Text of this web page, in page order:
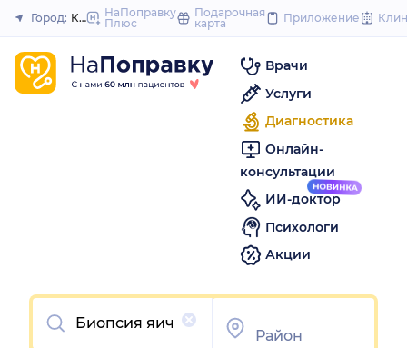
to
Закрыть
Город: КраснодарНаПоправку
Плюс
Подарочная
карта
Приложение
Врачи
Услуги
Диагностика
Онлайн-
консультации
ИИ-доктор
Психологи
Акции
Очистить